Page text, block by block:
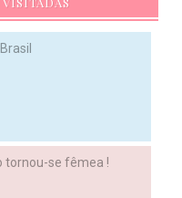
tornou-se fêmea !